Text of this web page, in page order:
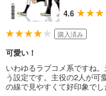
4.6
購入済み
可愛い！
いわゆるラブコメ系ですね
う設定です。主役の2人が可
の線で見やすくて好印象でし